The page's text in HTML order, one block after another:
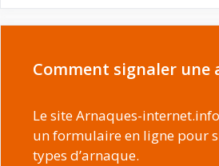
Comment signaler une
Le site Arnaques-
un formulaire en ligne pour
types d’arnaque.